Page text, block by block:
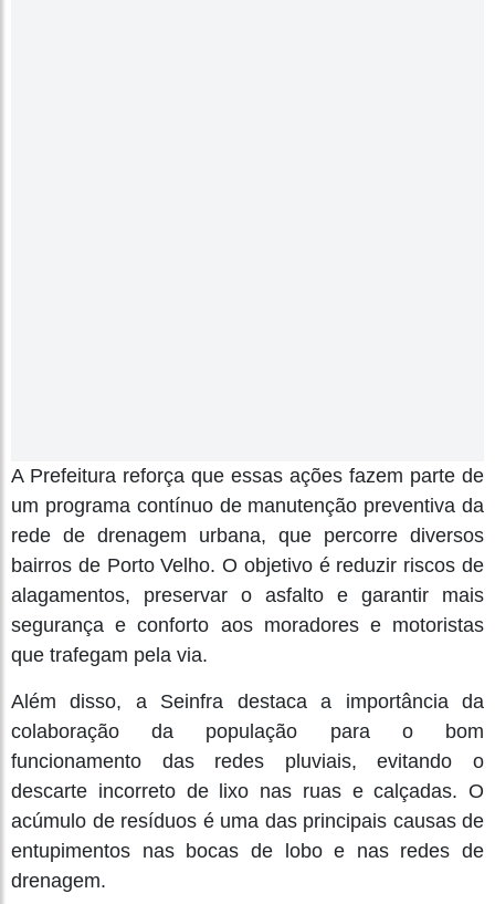
A Prefeitura reforça que essas ações fazem parte de
um programa contínuo de manutenção preventiva da
rede de drenagem urbana, que percorre diversos
bairros de Porto Velho. O objetivo é reduzir riscos de
alagamentos, preservar o asfalto e garantir mais
segurança e conforto aos moradores e motoristas
que trafegam pela via.
Além disso, a Seinfra destaca a importância da
colaboração da população para o bom
funcionamento das redes pluviais, evitando o
descarte incorreto de lixo nas ruas e calçadas. O
acúmulo de resíduos é uma das principais causas de
entupimentos nas bocas de lobo e nas redes de
drenagem.